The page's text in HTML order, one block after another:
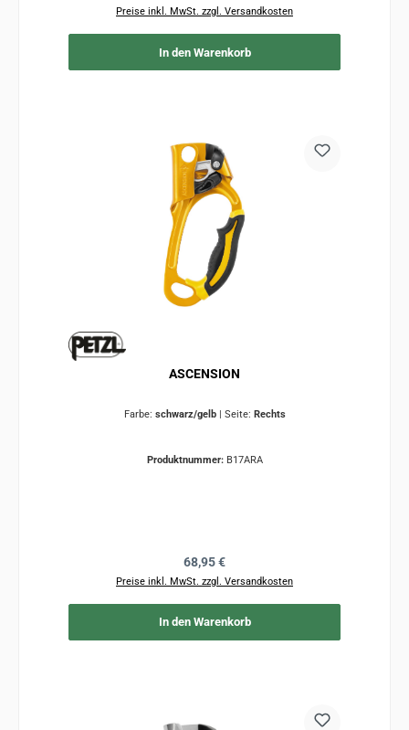
Preise inkl. MwSt. zzgl. Versandkosten
In den Warenkorb
ASCENSION
Farbe: schwarz/gelb Seite: Rechts
Produktnummer: B17ARA
Regulärer Preis:
68,95 €
Preise inkl. MwSt. zzgl. Versandkosten
In den Warenkorb